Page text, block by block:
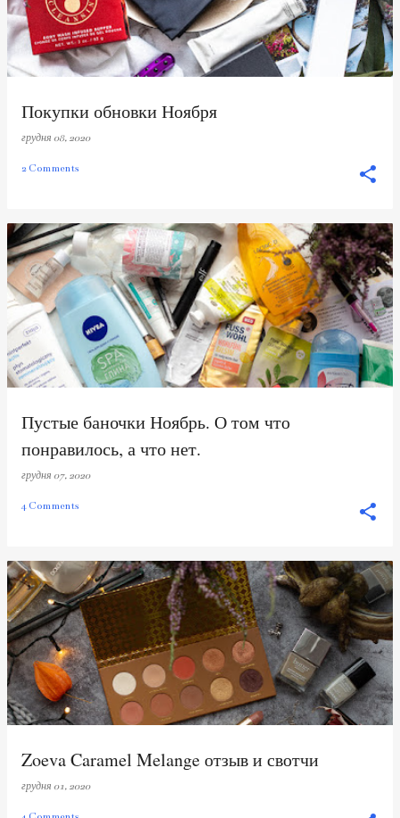
Покупки обновки Ноября
грудня 08, 2020
2 Comments
Пустые баночки Ноябрь. О том что
понравилось, а что нет.
грудня 07, 2020
4 Comments
Zoeva Caramel Melange отзыв и свотчи
грудня 01, 2020